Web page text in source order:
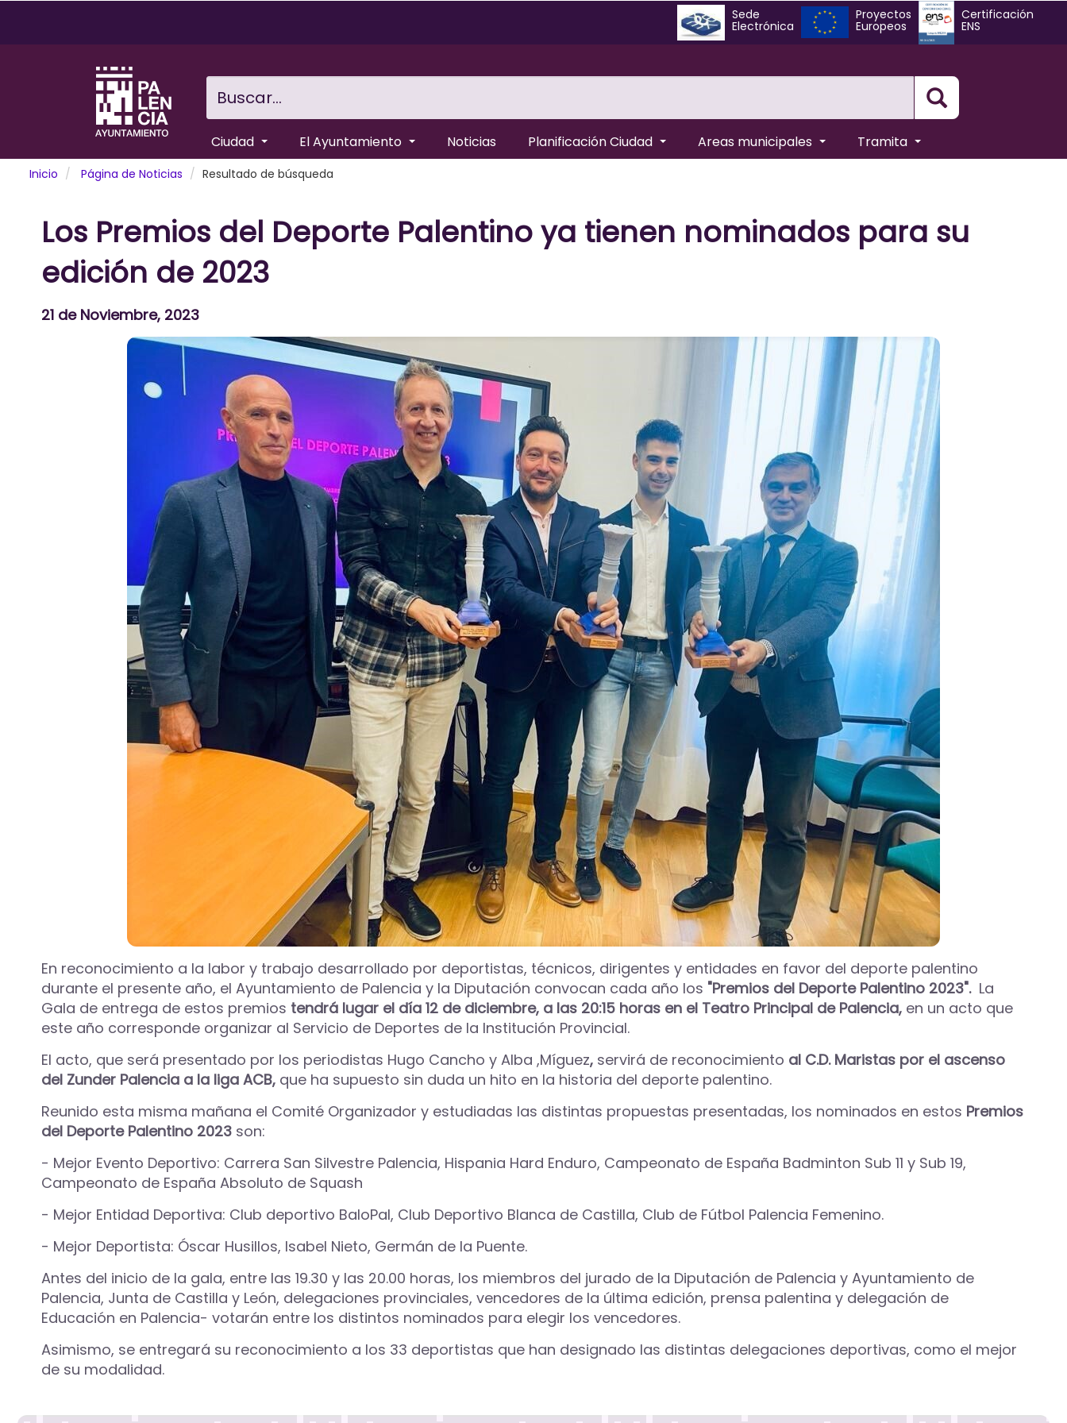
Sede
Electrónica
Proyectos
Europeos
Certificación
ENS
Busqueda
Ciudad El Ayuntamiento Noticias Planificación Ciudad Areas municipales Tramita
Inicio Página de Noticias Resultado de búsqueda
Los Premios del Deporte Palentino ya tienen nominados para su
edición de 2023
21 de Noviembre, 2023
En reconocimiento a la labor y trabajo desarrollado por deportistas, técnicos, dirigentes y entidades en favor del deporte palentino
durante el presente año, el Ayuntamiento de Palencia y la Diputación convocan cada año los "Premios del Deporte Palentino 2023". La
Gala de entrega de estos premios tendrá lugar el día 12 de diciembre, a las 20:15 horas en el Teatro Principal de Palencia, en un acto que
este año corresponde organizar al Servicio de Deportes de la Institución Provincial.
El acto, que será presentado por los periodistas Hugo Cancho y Alba ,Míguez, servirá de reconocimiento al C.D. Maristas por el ascenso
del Zunder Palencia a la liga ACB, que ha supuesto sin duda un hito en la historia del deporte palentino.
Reunido esta misma mañana el Comité Organizador y estudiadas las distintas propuestas presentadas, los nominados en estos Premios
del Deporte Palentino 2023 son:
- Mejor Evento Deportivo: Carrera San Silvestre Palencia, Hispania Hard Enduro, Campeonato de España Badminton Sub 11 y Sub 19,
Campeonato de España Absoluto de Squash
- Mejor Entidad Deportiva: Club deportivo BaloPal, Club Deportivo Blanca de Castilla, Club de Fútbol Palencia Femenino.
- Mejor Deportista: Óscar Husillos, Isabel Nieto, Germán de la Puente.
Antes del inicio de la gala, entre las 19.30 y las 20.00 horas, los miembros del jurado de la Diputación de Palencia y Ayuntamiento de
Palencia, Junta de Castilla y León, delegaciones provinciales, vencedores de la última edición, prensa palentina y delegación de
Educación en Palencia- votarán entre los distintos nominados para elegir los vencedores.
Asimismo, se entregará su reconocimiento a los 33 deportistas que han designado las distintas delegaciones deportivas, como el mejor
de su modalidad.